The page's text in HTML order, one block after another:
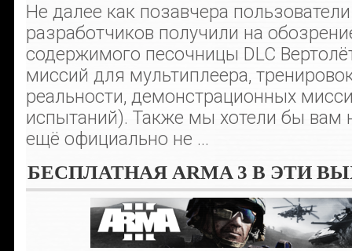
Не далее как позавчера
разработчиков получили на
содержимого песочницы DLC
миссий для мультиплеера,
реальности, демонстрационных
испытаний). Также мы хотели бы вам
ещё официально не ...
БЕСПЛАТНАЯ ARMA 3 В ЭТИ